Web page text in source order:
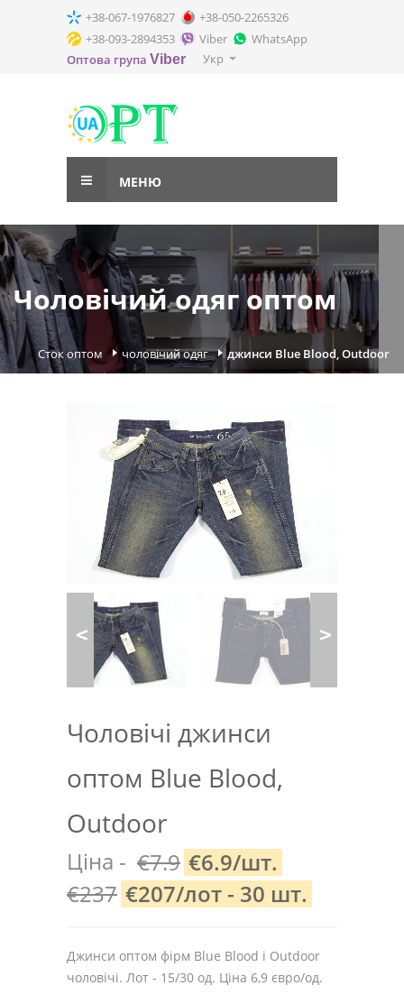
Чоловічі джинси
оптом Blue Blood,
Outdoor
Ціна - €7.9 €6.9/шт.
€237 €207/лот - 30 шт.
Джинси оптом фірм Blue Blood і Outdoor
чоловічі. Лот - 15/30 од. Ціна 6,9 євро/од.
+38-067-1976827
+38-050-2265326
+38-093-2894353
Viber
WhatsApp
Оптова група Viber Укр
МЕНЮ
Чоловічий одяг оптом
Сток оптом чоловічий одяг джинси Blue Blood, Outdoor